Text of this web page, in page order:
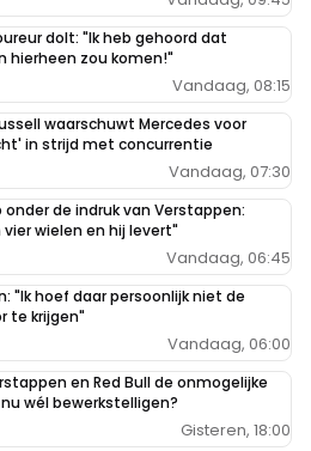
dolt: "Ik heb gehoord dat
hierheen zou komen!"
Vandaag, 08:15
waarschuwt Mercedes voor
in strijd met concurrentie
Vandaag, 07:30
onder de indruk van Verstappen:
wielen en hij levert"
Vandaag, 06:45
"Ik hoef daar persoonlijk niet de
te krijgen"
Vandaag, 06:00
en Red Bull de onmogelijke
wél bewerkstelligen?
Gisteren, 18:00